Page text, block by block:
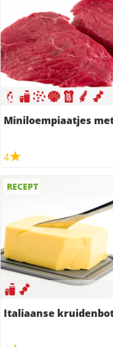
Miniloempiaatjes
4
RECEPT
Italiaanse